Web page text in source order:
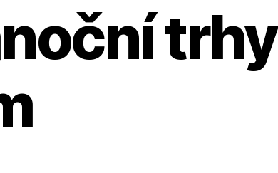
trhy